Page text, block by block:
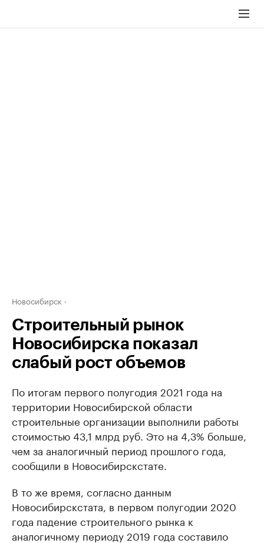
Новосибирск
Строительный рынок
Новосибирска показал
слабый рост объемов
По итогам первого полугодия 2021 года на
территории Новосибирской области
строительные организации выполнили работы
стоимостью 43,1 млрд руб. Это на 4,3% больше,
чем за аналогичный период прошлого года,
сообщили в Новосибирскстате.
В то же время, согласно данным
Новосибирскстата, в первом полугодии 2020
года падение строительного рынка к
аналогичному периоду 2019 года составило